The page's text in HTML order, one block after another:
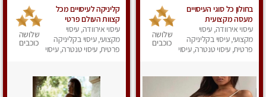
בחולון כל סוגי העיסויים
מעסה מקצועית
ואיכותית פרטי!!!
עיסוי אירוודה, עיסוי
מקצועי, עיסוי בקליניקה
פרטית, עיסוי טנטרה, עיסוי
שלושה
כוכבים
קליניקה לעיסויים מכל
קצוות העולם פרטי
לחלוטין
עיסוי אירוודה, עיסוי
מקצועי, עיסוי בקליניקה
פרטית, עיסוי טנטרה, עיסוי
שלושה
כוכבים